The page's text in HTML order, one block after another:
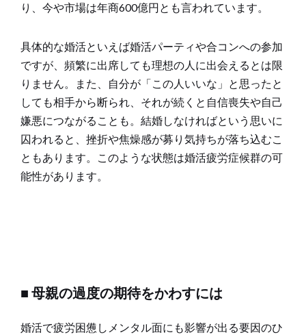
り、今や市場は年商600億円とも言われています。
具体的な婚活といえば婚活パーティや合コンへの参加
ですが、頻繁に出席しても理想の人に出会えるとは限
りません。また、自分が「この人いいな」と思ったと
しても相手から断られ、それが続くと自信喪失や自己
嫌悪につながることも。結婚しなければという思いに
囚われると、挫折や焦燥感が募り気持ちが落ち込むこ
ともあります。このような状態は婚活疲労症候群の可
能性があります。
■ 母親の過度の期待をかわすには
婚活で疲労困憊しメンタル面にも影響が出る要因のひ